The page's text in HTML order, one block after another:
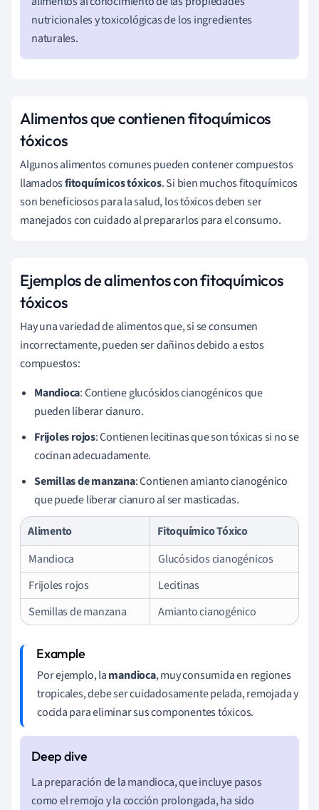
nutricionales y toxicológicas de los ingredientes
naturales.
Alimentos que contienen fitoquímicos
tóxicos
Algunos alimentos comunes pueden contener compuestos
llamadosfitoquímicos tóxicos. Si bien muchos fitoquímicos
son beneficiosos para la salud, los tóxicos deben ser
manejados con cuidado al prepararlos para el consumo.
Ejemplos de alimentos con fitoquímicos
tóxicos
Hay una variedad de alimentos que, si se consumen
incorrectamente, pueden ser dañinos debido a estos
compuestos:
Mandioca: Contiene glucósidos cianogénicos que
pueden liberar cianuro.
Frijoles rojos: Contienen lecitinas que son tóxicas si no se
cocinan adecuadamente.
Semillas de manzana: Contienen amianto cianogénico
que puede liberar cianuro al ser masticadas.
Alimento
Fitoquímico Tóxico
Mandioca
Glucósidos cianogénicos
Frijoles rojos
Lecitinas
Semillas de manzana
Amianto cianogénico
Por ejemplo, lamandioca, muy consumida en regiones
tropicales, debe ser cuidadosamente pelada, remojada y
cocida para eliminar sus componentes tóxicos.
La preparación de la mandioca, que incluye pasos
como el remojo y la cocción prolongada, ha sido